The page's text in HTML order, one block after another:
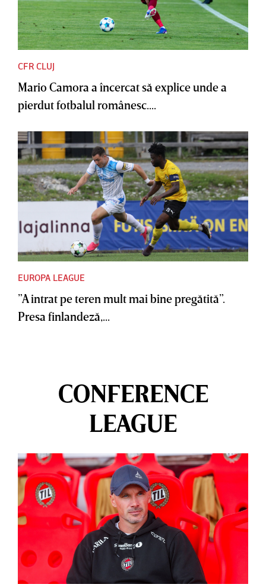
CFR CLUJ
Mario Camora a încercat să explice unde a
pierdut fotbalul românesc....
EUROPA LEAGUE
”A intrat pe teren mult mai bine pregătită”.
Presa finlandeză,...
CONFERENCE
LEAGUE